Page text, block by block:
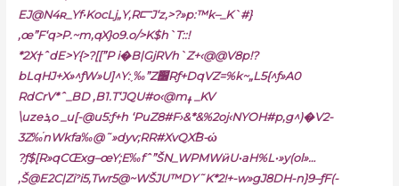
EJ@N4ʀ_Yf•KocLj„Y,R⫍J‘z‚>?»p:™k–_K`#}
‚œ”F‘q>P.~m‚qX}o9.o/>K$һ`T::!
*2X†ˆdE>Y{>?[[”P i�B|GjRVh`Z+‹@@V8p!?
bLqHJ+X»^ƒW»U]^Y:˯‰”Z׶Rƒ+DqVZ=%k~„L5{^ƒ»A0
RdCrV*ˆ_BD ‚B1.T‘JQU#o‹@mߪ _KV
\uzeܪ,o _u[-@u5:ƒ+h ‘PuZ8#F›&*&%2oj‹NYOH#p,g^)�V2-
3Z‰֡nWkfa‰@˜»dyv;RR#XvQX߱B-ώ
?ƒ$[R»qCŒxg–œY;E‰fˆ”ŠN_WPMWӥU•aH%L•»y(ol»…
‚Š@E2C|Ziˀi5,Twr5@~WŠJU™DY˜K*2!+-w»gJ8DH-n}9–ƒF(-